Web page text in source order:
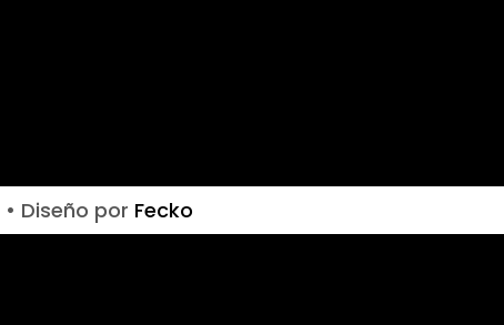
• Diseño por Fecko